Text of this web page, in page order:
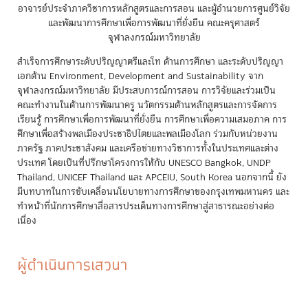
อาจารย์ประจำภาควิชาการหลักสูตรและการสอน และผู้อำนวยการศูนย์วิจัย
และพัฒนาการศึกษาเพื่อการพัฒนาที่ยั่งยืน คณะครุศาสตร์
จุฬาลงกรณ์มหาวิทยาลัย
สำเร็จการศึกษาระดับปริญญาตรีและโท ด้านการศึกษา และระดับปริญญา
เอกด้าน Environment, Development and Sustainability จาก
จุฬาลงกรณ์มหาวิทยาลัย มีประสบการณ์การสอน การวิจัยและร่วมเป็น
คณะทำงานในด้านการพัฒนาครู นวัตกรรมด้านหลักสูตรและการจัดการ
เรียนรู้ การศึกษาเพื่อการพัฒนาที่ยั่งยืน การศึกษาเพื่อความเสมอภาค การ
ศึกษาเพื่อสร้างพลเมืองประชาธิปไตยและพลเมืองโลก ร่วมกับหน่วยงาน
ภาครัฐ ภาคประชาสังคม และเครือข่ายทางวิชาการทั้งในประเทศและต่าง
ประเทศ โดยเป็นที่ปรึกษาโครงการให้กับ UNESCO Bangkok, UNDP
Thailand, UNICEF Thailand และ APCEIU, South Korea นอกจากนี้ ยัง
มีบทบาทในการขับเคลื่อนนโยบายทางการศึกษาของกรุงเทพมหานคร และ
ทำหน้าที่นักการศึกษาสื่อสารประเด็นทางการศึกษาสู่สาธารณะอย่างต่อ
เนื่อง
ผู้ดำเนินการเสวนา